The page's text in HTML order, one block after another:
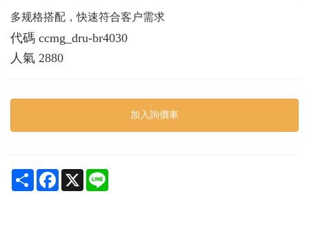
多规格搭配，快速符合客户需求
代碼 ccmg_dru-br4030
人氣 2880
加入詢價車
Share Facebook
X